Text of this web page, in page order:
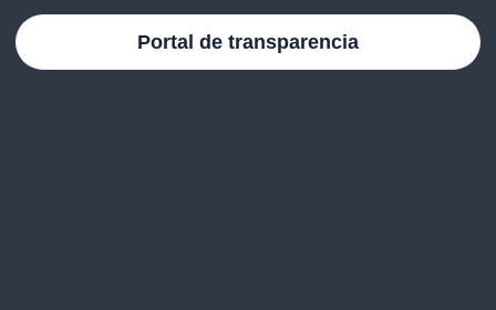
Portal de transparencia